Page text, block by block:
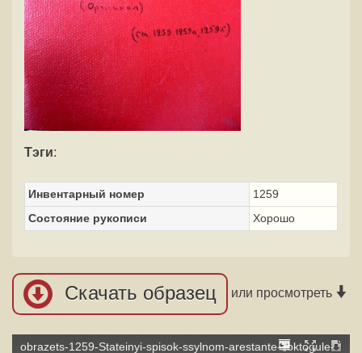
Тэги:
Инвентарный номер
1259
Состояние рукописи
Хорошо
Скачать образец или просмотреть